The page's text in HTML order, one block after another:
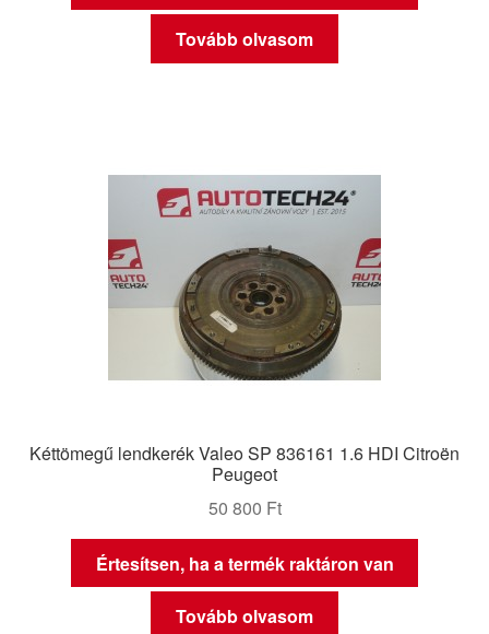
Tovább olvasom
Kéttömegű lendkerék Valeo SP 836161 1.6 HDI Citroën
Peugeot
50 800 Ft
Értesítsen, ha a termék raktáron van
Tovább olvasom